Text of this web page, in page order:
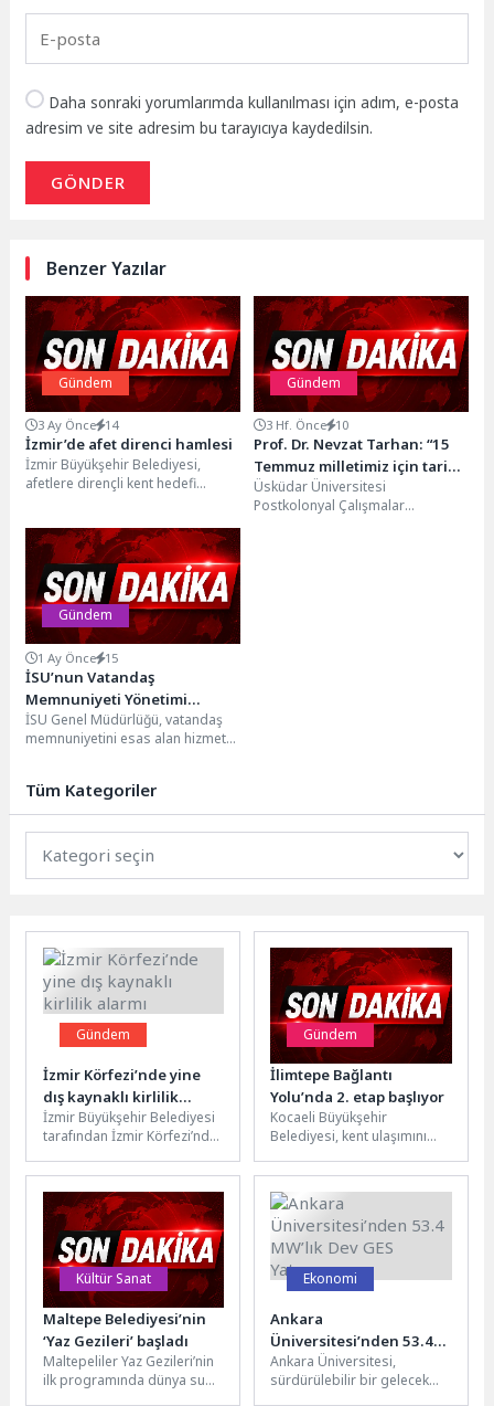
Daha sonraki yorumlarımda kullanılması için adım, e-posta
adresim ve site adresim bu tarayıcıya kaydedilsin.
GÖNDER
Benzer Yazılar
Gündem
3 Ay Önce 14
İzmir’de afet direnci hamlesi
İzmir Büyükşehir Belediyesi,
afetlere dirençli kent hedefi
başlatıyor. Proje...
Gündem
3 Hf. Önce 10
Prof. Dr. Nevzat Tarhan: “15
Temmuz milletimiz için tarihi
bir imtihandı!”
Üsküdar Üniversitesi
Postkolonyal Çalışmalar
Gündem
1 Ay Önce 15
İSU’nun Vatandaş
Memnuniyeti Yönetimi
Tescillendi
İSU Genel Müdürlüğü, vatandaş
memnuniyetini esas alan hizmet
Hizmetleri ve...
Tüm Kategoriler
Gündem
İzmir Körfezi’nde yine
dış kaynaklı kirlilik
alarmı
İzmir Büyükşehir Belediyesi
tarafından İzmir Körfezi’nde
taramaları kapsamında
kasım ayından bu...
Gündem
İlimtepe Bağlantı
Yolu’nda 2. etap başlıyor
Kocaeli Büyükşehir
Belediyesi, kent ulaşımını
projelerine bir yenisini daha
ekliyor. Şehrin ulaşım...
Kültür Sanat
Maltepe Belediyesi’nin
‘Yaz Gezileri’ başladı
Maltepeliler Yaz Gezileri’nin
ilk programında dünya su
Ekonomi
Ankara
Üniversitesi’nden 53.4
MW’lık Dev GES Yatırımı
Ankara Üniversitesi,
sürdürülebilir bir gelecek